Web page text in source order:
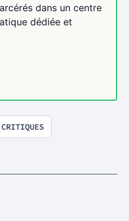
dans un centre
dédiée et